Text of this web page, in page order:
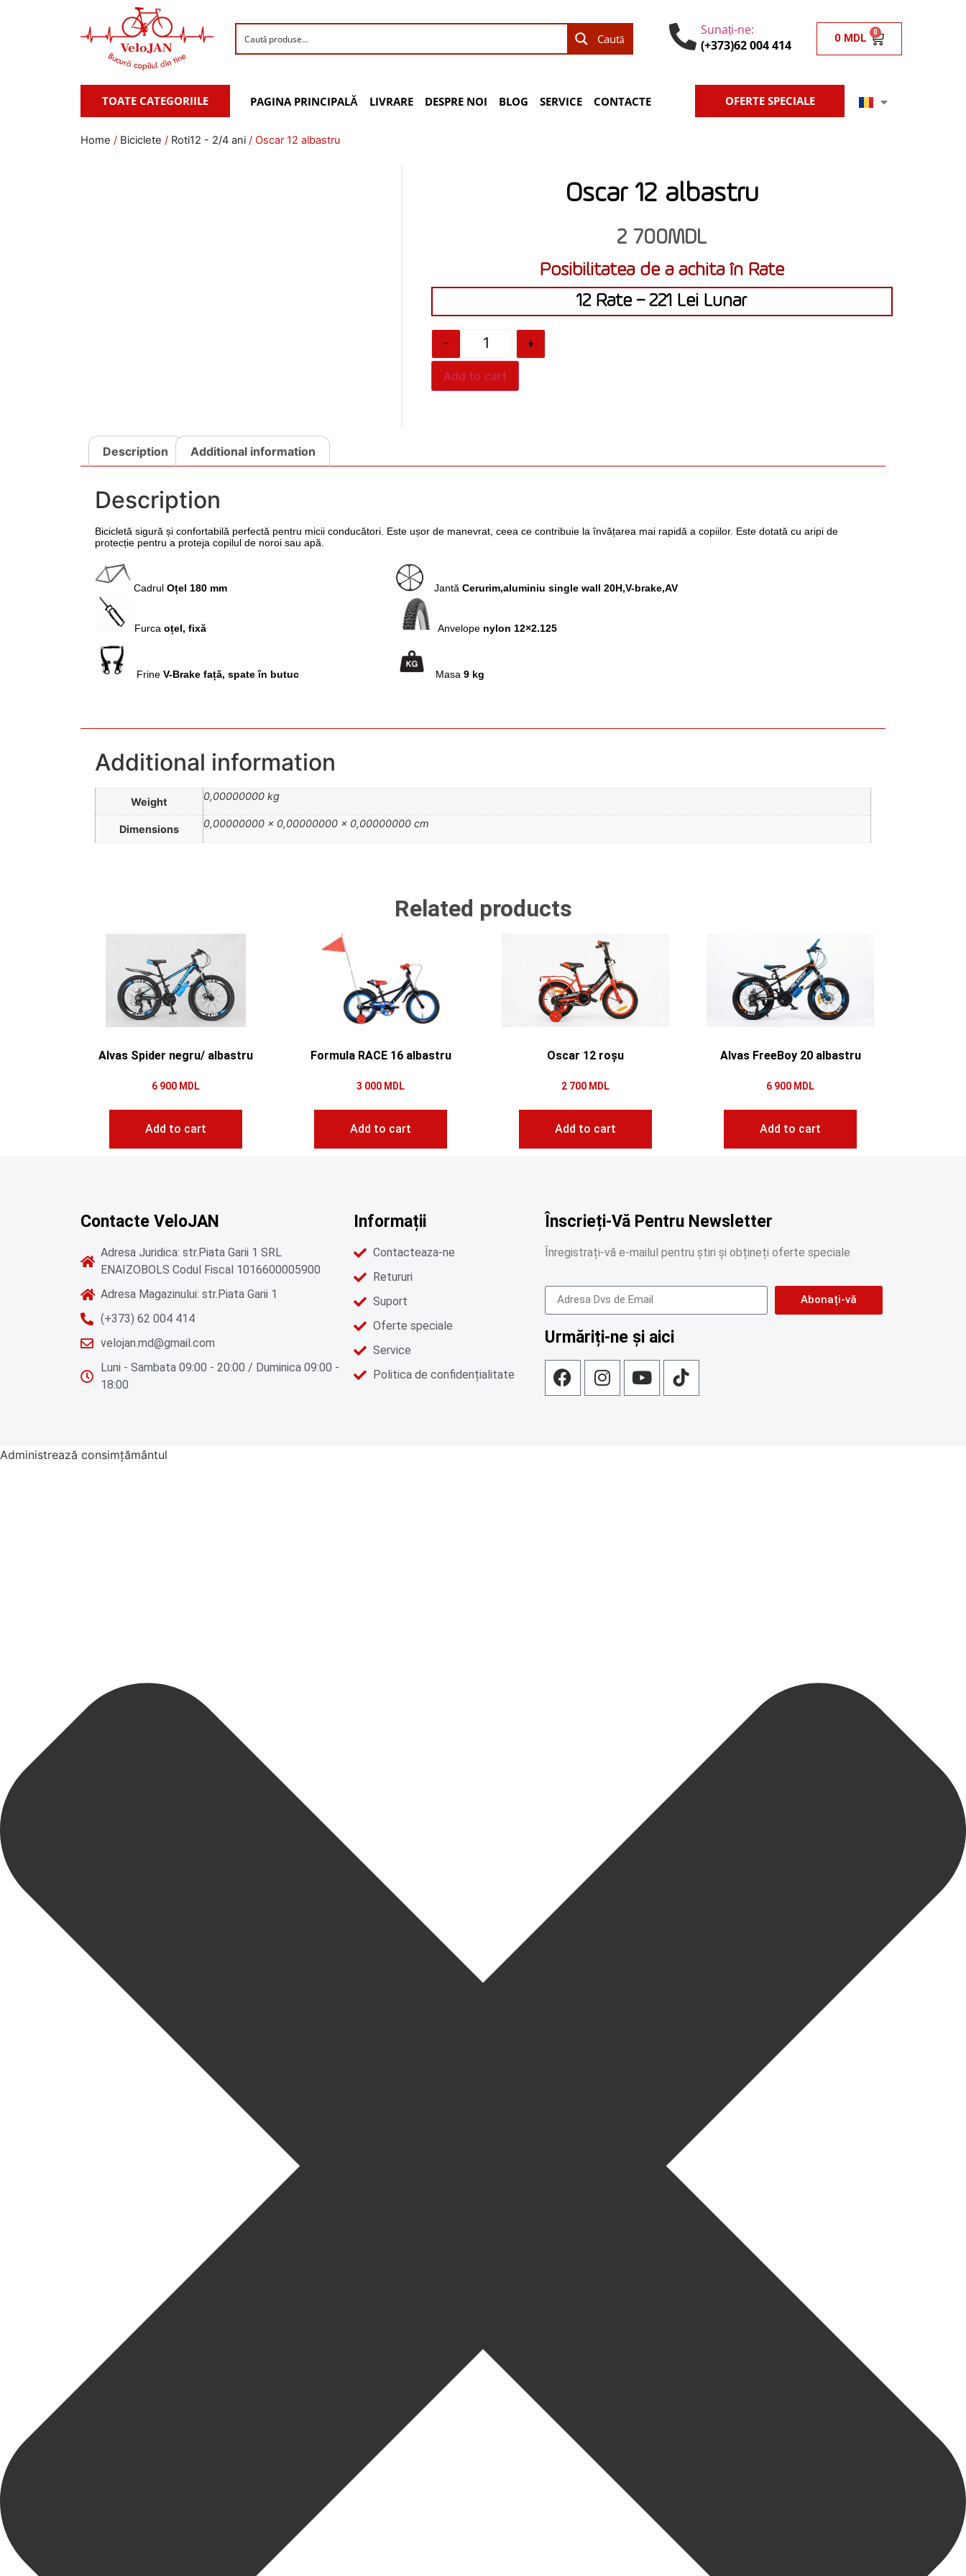
Caută
Sunați-ne:
(+373)62 004 414
0 MDL 0
TOATE CATEGORIILE PAGINA PRINCIPALĂ LIVRARE DESPRE NOI BLOG SERVICE CONTACTE OFERTE SPECIALE
Home / Biciclete / Roti12 - 2/4 ani / Oscar 12 albastru
Oscar 12 albastru
2 700MDL
Posibilitatea de a achita în Rate
12 Rate – 221 Lei Lunar
- +
Add to cart
Description Additional information
Description
Bicicletă sigură și confortabilă perfectă pentru micii conducători. Este ușor de manevrat, ceea ce contribuie la învățarea mai rapidă a copiilor. Este dotată cu aripi de
protecție pentru a proteja copilul de noroi sau apă.
Cadrul Oțel 180 mm Jantă Cerurim,aluminiu single wall 20H,V-brake,AV
Furcaoțel, fixă Anvelope nylon 12×2.125
FrineV-Brake față, spate în butuc Masa9 kg
Additional information
Weight 0,00000000 kg
Dimensions 0,00000000 × 0,00000000 × 0,00000000 cm
Related products
Alvas Spider negru/ albastru
6 900 MDL
Add to cart
Formula RACE 16 albastru
3 000 MDL
Add to cart
Oscar 12 roșu
2 700 MDL
Add to cart
Alvas FreeBoy 20 albastru
6 900 MDL
Add to cart
Contacte VeloJAN
Adresa Juridica: str.Piata Garii 1 SRL
ENAIZOBOLS Codul Fiscal 1016600005900
Adresa Magazinului: str.Piata Garii 1
(+373) 62 004 414
velojan.md@gmail.com
Luni - Sambata 09:00 - 20:00 / Duminica 09:00 -
18:00
Informații
Contacteaza-ne
Retururi
Suport
Oferte speciale
Service
Politica de confidențialitate
Înscrieți-Vă Pentru Newsletter
Înregistrați-vă e-mailul pentru știri și obțineți oferte speciale
Abonați-vă
Urmăriți-ne și aici
Administrează consimțământul